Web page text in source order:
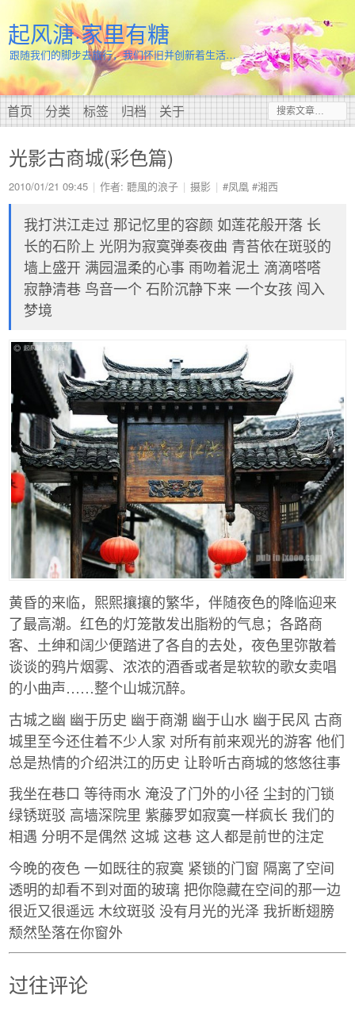
起风溏·家里有糖
跟随我们的脚步去旅行，我们怀旧并创新着生活…
首页 分类 标签 归档 关于
光影古商城(彩色篇)
2010/01/21 09:45 作者: 聽風的浪子 摄影 #凤凰 #湘西
我打洪江走过 那记忆里的容颜 如莲花般开落 长
长的石阶上 光阴为寂寞弹奏夜曲 青苔依在斑驳的
墙上盛开 满园温柔的心事 雨吻着泥土 滴滴嗒嗒
寂静清巷 鸟音一个 石阶沉静下来 一个女孩 闯入
梦境
黄昏的来临，熙熙攘攘的繁华，伴随夜色的降临迎来
了最高潮。红色的灯笼散发出脂粉的气息；各路商
客、土绅和阔少便踏进了各自的去处，夜色里弥散着
谈谈的鸦片烟雾、浓浓的酒香或者是软软的歌女卖唱
的小曲声……整个山城沉醉。
古城之幽 幽于历史 幽于商潮 幽于山水 幽于民风 古商
城里至今还住着不少人家 对所有前来观光的游客 他们
总是热情的介绍洪江的历史 让聆听古商城的悠悠往事
我坐在巷口 等待雨水 淹没了门外的小径 尘封的门锁
绿锈斑驳 高墙深院里 紫藤罗如寂寞一样疯长 我们的
相遇 分明不是偶然 这城 这巷 这人都是前世的注定
今晚的夜色 一如既往的寂寞 紧锁的门窗 隔离了空间
透明的却看不到对面的玻璃 把你隐藏在空间的那一边
很近又很遥远 木纹斑驳 没有月光的光泽 我折断翅膀
颓然坠落在你窗外
过往评论